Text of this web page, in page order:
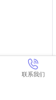
联系我们